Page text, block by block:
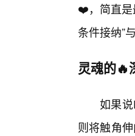
❤️，简直是
条件接纳”
灵魂的🔥
如果
则将触角